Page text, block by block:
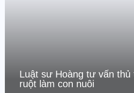
Luật sư Hoàng tư vấn thủ
ruột làm con nuôi